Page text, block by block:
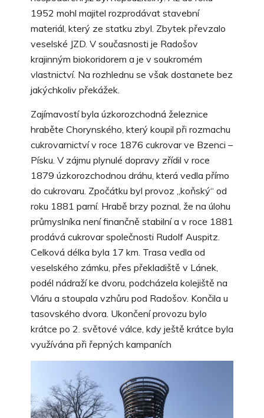
1952 mohl majitel rozprodávat stavební
materiál, který ze statku zbyl. Zbytek převzalo
veselské JZD. V současnosti je Radošov
krajinným biokoridorem a je v soukromém
vlastnictví. Na rozhlednu se však dostanete bez
jakýchkoliv překážek.
Zajímavostí byla úzkorozchodná železnice
hraběte Chorynského, který koupil při rozmachu
cukrovarnictví v roce 1876 cukrovar ve Bzenci –
Písku. V zájmu plynulé dopravy zřídil v roce
1879 úzkorozchodnou dráhu, která vedla přímo
do cukrovaru. Zpočátku byl provoz „koňský“ od
roku 1881 parní. Hrabě brzy poznal, že na úlohu
průmyslníka není finančně stabilní a v roce 1881
prodává cukrovar společnosti Rudolf Auspitz.
Celková délka byla 17 km. Trasa vedla od
veselského zámku, přes překladiště v Lánek,
podél nádraží ke dvoru, podcházela kolejiště na
Vláru a stoupala vzhůru pod Radošov. Končila u
tasovského dvora. Ukončení provozu bylo
krátce po 2. světové válce, kdy ještě krátce byla
využívána při řepných kampaních